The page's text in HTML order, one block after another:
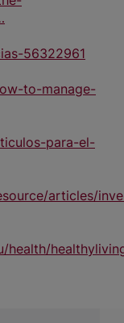
56322961
to-manage-
para-el-
articles/
health/